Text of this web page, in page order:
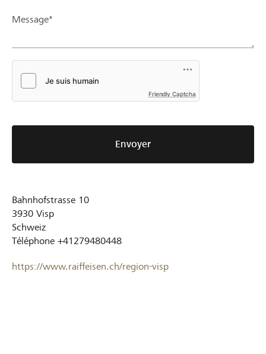
Message*
Friendly Captcha
Envoyer
Bahnhofstrasse 10
3930 Visp
Schweiz
Téléphone +41279480448
https://www.raiffeisen.ch/region-visp